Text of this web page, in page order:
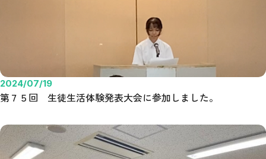
2024/07/19
第７５回 生徒生活体験発表大会に参加しました。